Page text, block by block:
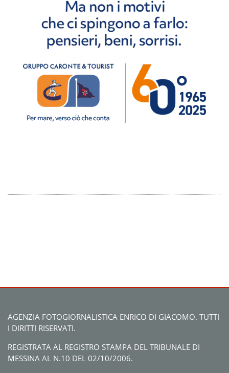
AGENZIA FOTOGIORNALISTICA ENRICO DI GIACOMO. TUTTI
I DIRITTI RISERVATI.
REGISTRATA AL REGISTRO STAMPA DEL TRIBUNALE DI
MESSINA AL N.10 DEL 02/10/2006.